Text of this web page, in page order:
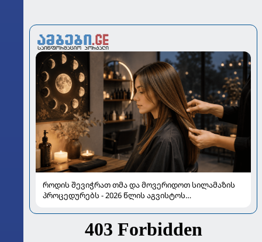
როდის შევიჭრათ თმა და მოვერიდოთ სილამაზის
პროცედურებს - 2026 წლის აგვისტოს